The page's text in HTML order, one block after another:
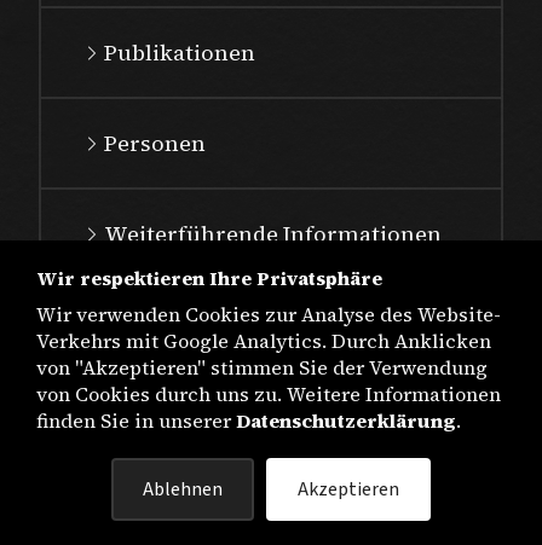
Publikationen
Personen
Weiterführende Informationen
DATENSCHUTZ
Wir respektieren Ihre Privatsphäre
Wir verwenden Cookies zur Analyse des Website-
Verkehrs mit Google Analytics. Durch Anklicken
von "Akzeptieren" stimmen Sie der Verwendung
von Cookies durch uns zu. Weitere Informationen
finden Sie in unsererDatenschutzerklärung.
Ablehnen Akzeptieren